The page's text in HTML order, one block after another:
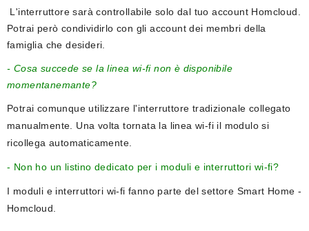
L'interruttore sarà controllabile solo dal tuo account Homcloud.
Potrai però condividirlo con gli account dei membri della
famiglia che desideri.
- Cosa succede se la linea wi-fi non è disponibile
momentanemante?
Potrai comunque utilizzare l'interruttore tradizionale collegato
manualmente. Una volta tornata la linea wi-fi il modulo si
ricollega automaticamente.
- Non ho un listino dedicato per i moduli e interruttori wi-fi?
I moduli e interruttori wi-fi fanno parte del settore Smart Home -
Homcloud.